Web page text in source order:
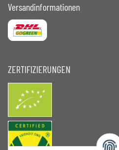
Versandinformationen
ZERTIFIZIERUNGEN